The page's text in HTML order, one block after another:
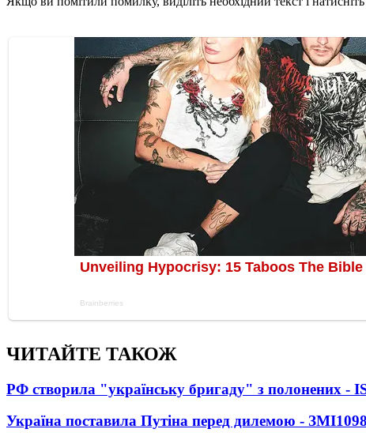
ЧИТАЙТЕ ТАКОЖ
РФ створила "українську бригаду" з полонених -
Україна поставила Путіна перед дилемою - ЗМІ